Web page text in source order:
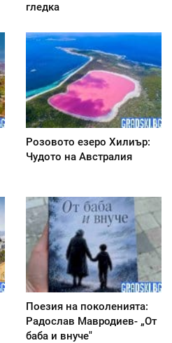
гледка
Розовото езеро Хилиър:
Чудото на Австралия
Поезия на поколенията:
Радослав Мавродиев- „От
баба и внуче"